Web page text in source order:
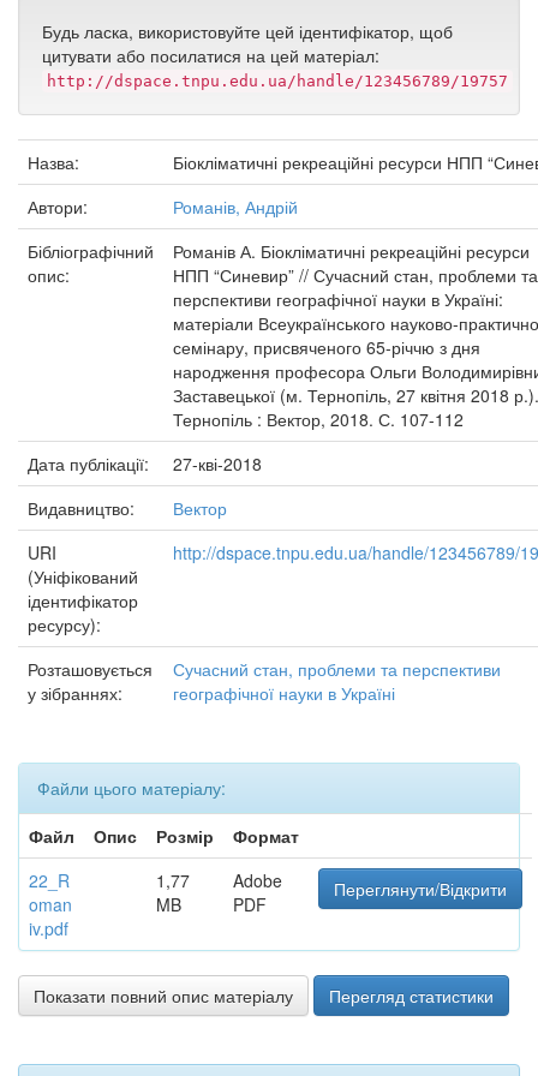
Будь ласка, використовуйте цей ідентифікатор, щоб
цитувати або посилатися на цей матеріал:
http://dspace.tnpu.edu.ua/handle/123456789/19757
Назва:
Біокліматичні рекреаційні ресурси НПП
Автори:
Романів, Андрій
Бібліографічний
опис:
Романів А. Біокліматичні рекреаційні ресурси
НПП “Синевир” // Сучасний стан, проблеми та
перспективи географічної науки в Україні:
матеріали Всеукраїнського науково-
семінару, присвяченого 65-річчю з дня
народження професора Ольги
Заставецької (м. Тернопіль, 27 квітня 2018 р.).
Тернопіль : Вектор, 2018. С. 107-112
Дата публікації:
27-кві-2018
Видавництво:
Вектор
URI
(Уніфікований
ідентифікатор
ресурсу):
http://dspace.tnpu.edu.ua/handle/123456789/
Розташовується
у зібраннях:
Сучасний стан, проблеми та перспективи
географічної науки в Україні
Файли цього матеріалу:
Файл
Опис Розмір
Формат
22_R
oman
iv.pdf
1,77
MB
Adobe
PDF
Переглянути/Відкрити
Показати повний опис матеріалу Перегляд статистики